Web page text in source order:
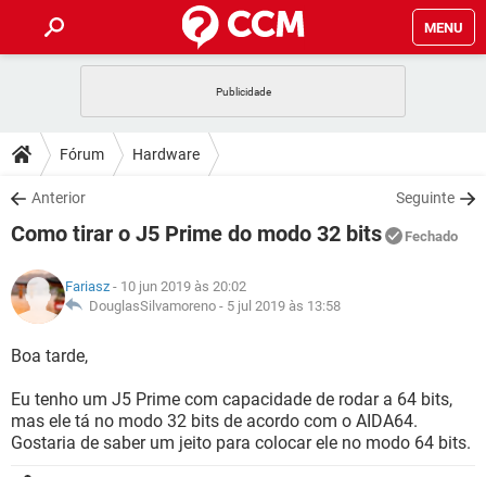
MENU
CELULAR
OUTLOOK
INSTAGRAM GMAIL
GUIA DE COMPRAS
DICAS
JOGOS
INSTAGRAM
GUIA DE COMPRAS
DOWNLOADS
JOGOS WHATSAPP
CELULAR
OUTLOOK EXCEL
INSTAGRAM
JOGOS
CELULAR
OUTLOOK
INSTAGRAM GMAIL
GUIA DE COMPRAS
GLOSSÁRIO
OUTLOOK EXCEL
Fórum Hardware
Anterior Seguinte
Como tirar o J5 Prime do modo 32 bits Fechado
Fariasz - 10 jun 2019 às 20:02
DouglasSilvamoreno - 5 jul 2019 às 13:58
Boa tarde,
Eu tenho um J5 Prime com capacidade de rodar a 64 bits,
mas ele tá no modo 32 bits de acordo com o AIDA64.
Gostaria de saber um jeito para colocar ele no modo 64 bits.